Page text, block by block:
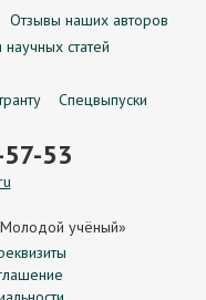
Отзывы наших авторов
статей
Спецвыпуски
53
учёный»